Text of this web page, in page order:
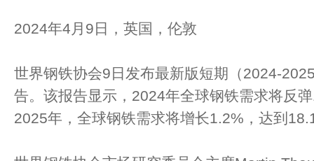
2024年4月9日，英国，伦敦
世界钢铁协会9日发布最新版短期（2024-
告。该报告显示，2024年全球钢铁需求将反
2025年，全球钢铁需求将增长1.2%，达到